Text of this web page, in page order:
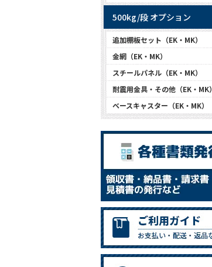
500kg/段 オプション
追加棚板セット（EK・MK）
金網（EK・MK）
スチールパネル（EK・MK）
耐震用金具・その他（EK・MK）
ベースキャスター（EK・MK）